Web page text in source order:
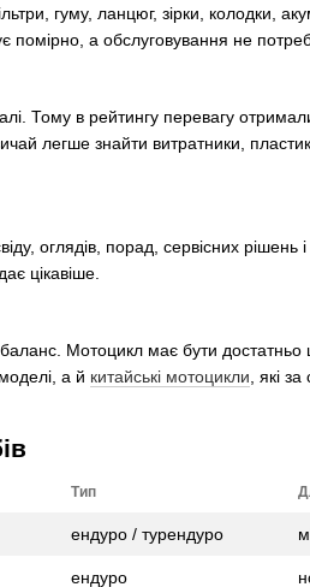
гуму, ланцюг, зірки, колодки,
помірно, а обслуговування не
Тому в рейтингу перевагу
легше знайти витратники,
оглядів, порад, сервісних
цікавіше.
Мотоцикл має бути
а й китайські мотоцикли , які
Тип
ендуро / турендуро
ендуро